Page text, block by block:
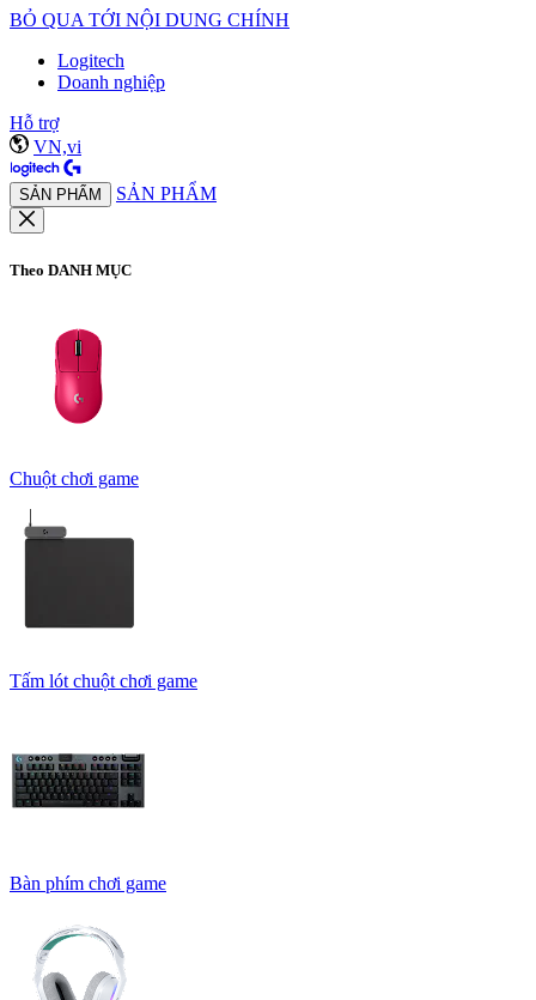
BỎ QUA TỚI NỘI DUNG CHÍNH
Logitech
Doanh nghiệp
Hỗ trợ
VN,vi
SẢN PHẨM SẢN PHẨM
Theo DANH MỤC
Chuột chơi game
Tấm lót chuột chơi game
Bàn phím chơi game